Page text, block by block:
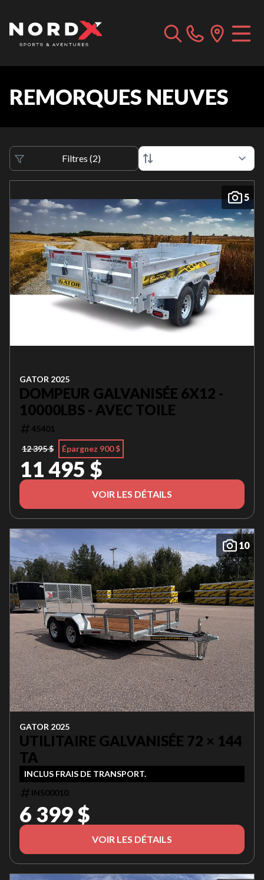
REMORQUES NEUVES
Filtres (2)
5
GATOR 2025
DOMPEUR GALVANISÉE 6X12 -
10000LBS - AVEC TOILE
45401
12 395 $
Épargnez 900 $
11 495 $
VOIR LES DÉTAILS
10
GATOR 2025
UTILITAIRE GALVANISÉE 72 × 144
TA
INCLUS FRAIS DE TRANSPORT.
INS00010
6 399 $
VOIR LES DÉTAILS